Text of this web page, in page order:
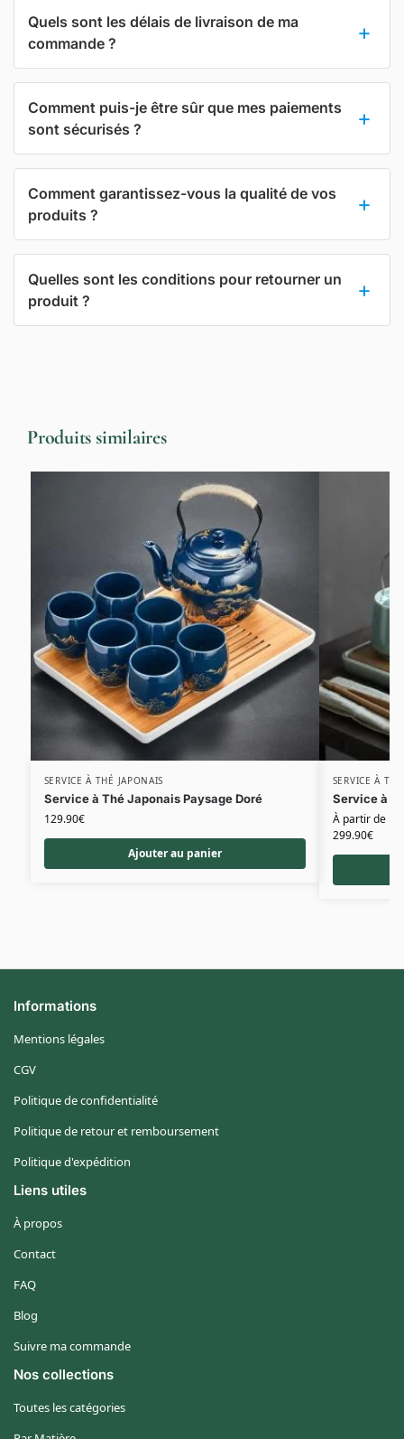
Quels sont les délais de livraison de ma
commande ?
Comment puis-je être sûr que mes paiements
sont sécurisés ?
Comment garantissez-vous la qualité de vos
produits ?
Quelles sont les conditions pour retourner un
produit ?
Produits similaires
SERVICE À THÉ JAPONAIS
Service à Thé Japonais Paysage Doré
129.90€
Ajouter au panier
SERVICE À
Service à
À partir de
299.90€
Informations
Mentions légales
CGV
Politique de confidentialité
Politique de retour et remboursement
Politique d'expédition
Liens utiles
À propos
Contact
FAQ
Blog
Suivre ma commande
Nos collections
Toutes les catégories